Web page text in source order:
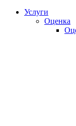
Услуги
Оценка